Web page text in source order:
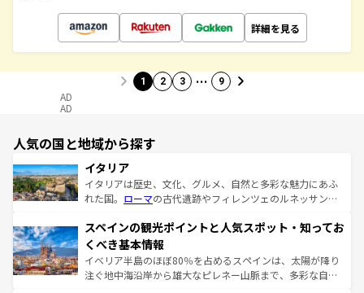
詳細を見る
1 2 3 … 9
AD
AD
人気の国と地域から探す
イタリア
イタリアは歴史、文化、グルメ、自然と多彩な魅力にあふ
れた国。 ローマの古代遺跡やフィレンツェのルネッサンス
ろん、トスカーナの美しい田園風景やアマルフィ海岸の絶
景など、自然景観も見逃せない。観光の合間には、本場の
ピザやパスタなど、絶品のイタリア料理を堪能することも
できる。朝目覚めてから夜眠るまで、すべての瞬間を楽し
スペインの観光ポイントと人気スポット・知ってお
くべき基本情報
イベリア半島のほぼ80％を占めるスペインは、太陽が降り
注ぐ地中海沿岸から雄大なピレネー山脈まで、多彩な自然